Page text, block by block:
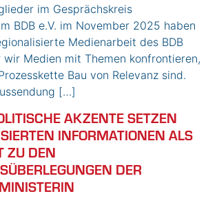
im Gesprächskreis
BDB e.V. im November 2025 haben
Medienarbeit des BDB
Medien mit Themen konfrontieren,
Bau von Relevanz sind.
[…]
AKZENTE SETZEN
INFORMATIONEN ALS
ZU DEN
DER